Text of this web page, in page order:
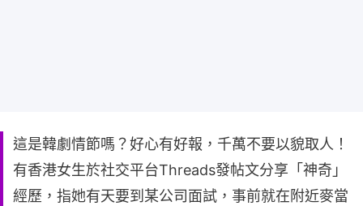
這是韓劇情節嗎？好心有好報，千萬不要以貌取人！
有香港女生於社交平台Threads發帖文分享「神奇」
經歷，指她有天要到某公司面試，事前就在附近麥當